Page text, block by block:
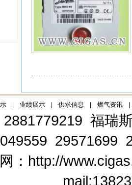
业绩展示 供求信息 燃气资讯
福瑞
29571699
： http://
mail: